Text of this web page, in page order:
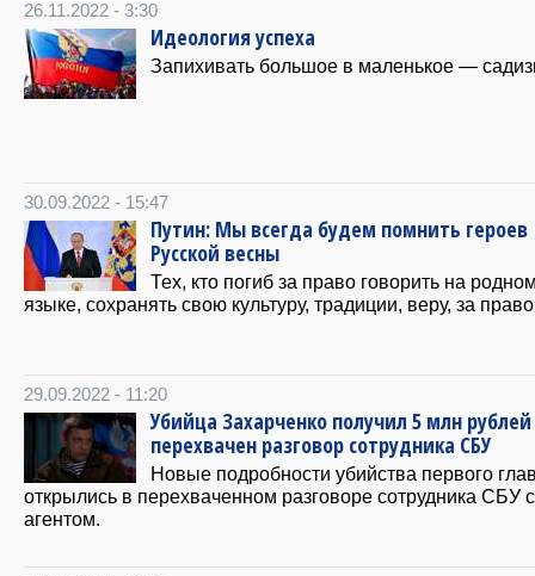
26.11.2022 - 3:30
Идеология успеха
Запихивать большое в маленькое —
30.09.2022 - 15:47
Путин: Мы всегда будем помнить героев
Русской весны
Тех, кто погиб за право говорить на
языке, сохранять свою культуру, традиции, веру, за
29.09.2022 - 11:20
Убийца Захарченко получил 5 млн
перехвачен разговор сотрудника СБУ
Новые подробности убийства первого
открылись в перехваченном разговоре сотрудника СБУ с
агентом.